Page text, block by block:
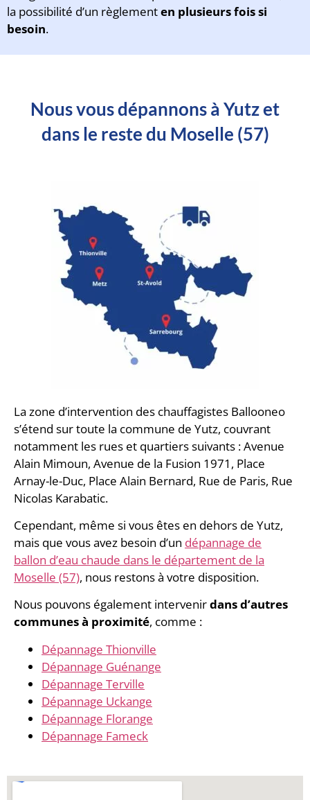
la possibilité d’un règlementen plusieurs fois si
besoin.
Nous vous dépannons à Yutz et
dans le reste du Moselle (57)
La zone d’intervention des chauffagistes Ballooneo
s’étend sur toute la commune de Yutz, couvrant
notamment les rues et quartiers suivants : Avenue
Alain Mimoun, Avenue de la Fusion 1971, Place
Arnay-le-Duc, Place Alain Bernard, Rue de Paris, Rue
Nicolas Karabatic.
Cependant, même si vous êtes en dehors de Yutz,
mais que vous avez besoin d’un dépannage de
ballon d’eau chaude dans le département de la
Moselle (57), nous restons à votre disposition.
Nous pouvons également intervenirdans d’autres
communes à proximité, comme :
Dépannage Thionville
Dépannage Guénange
Dépannage Terville
Dépannage Uckange
Dépannage Florange
Dépannage Fameck